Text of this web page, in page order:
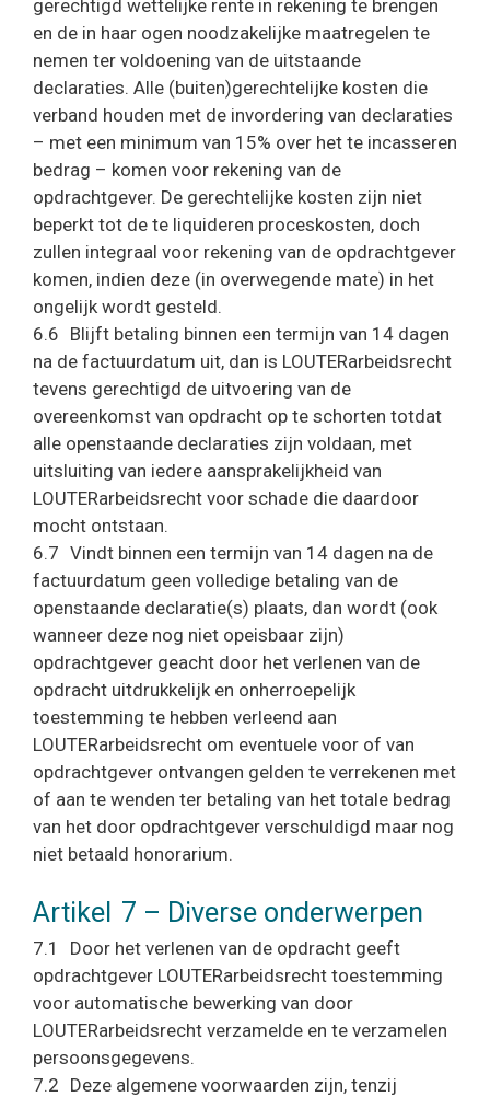
gerechtigd wettelijke rente in rekening te brengen
en de in haar ogen noodzakelijke maatregelen te
nemen ter voldoening van de uitstaande
declaraties. Alle (buiten)gerechtelijke kosten die
verband houden met de invordering van declaraties
– met een minimum van 15% over het te incasseren
bedrag – komen voor rekening van de
opdrachtgever. De gerechtelijke kosten zijn niet
beperkt tot de te liquideren proceskosten, doch
zullen integraal voor rekening van de opdrachtgever
komen, indien deze (in overwegende mate) in het
ongelijk wordt gesteld.
6.6 Blijft betaling binnen een termijn van 14 dagen
na de factuurdatum uit, dan is LOUTERarbeidsrecht
tevens gerechtigd de uitvoering van de
overeenkomst van opdracht op te schorten totdat
alle openstaande declaraties zijn voldaan, met
uitsluiting van iedere aansprakelijkheid van
LOUTERarbeidsrecht voor schade die daardoor
mocht ontstaan.
6.7 Vindt binnen een termijn van 14 dagen na de
factuurdatum geen volledige betaling van de
openstaande declaratie(s) plaats, dan wordt (ook
wanneer deze nog niet opeisbaar zijn)
opdrachtgever geacht door het verlenen van de
opdracht uitdrukkelijk en onherroepelijk
toestemming te hebben verleend aan
LOUTERarbeidsrecht om eventuele voor of van
opdrachtgever ontvangen gelden te verrekenen met
of aan te wenden ter betaling van het totale bedrag
van het door opdrachtgever verschuldigd maar nog
niet betaald honorarium.
Artikel 7 – Diverse onderwerpen
7.1 Door het verlenen van de opdracht geeft
opdrachtgever LOUTERarbeidsrecht toestemming
voor automatische bewerking van door
LOUTERarbeidsrecht verzamelde en te verzamelen
persoonsgegevens.
7.2 Deze algemene voorwaarden zijn, tenzij